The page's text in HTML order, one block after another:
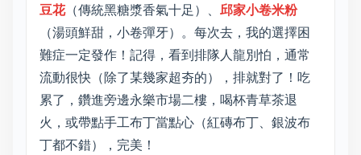
豆花（傳統黑糖漿香氣十足）、 邱家小卷米粉
（湯頭鮮甜，小卷彈牙）。每次去，我的選擇困
難症一定發作！記得，看到排隊人龍別怕，通常
流動很快（除了某幾家超夯的），排就對了！吃
累了，鑽進旁邊永樂市場二樓，喝杯青草茶退
火，或帶點手工布丁當點心（紅磚布丁、銀波布
丁都不錯），完美！